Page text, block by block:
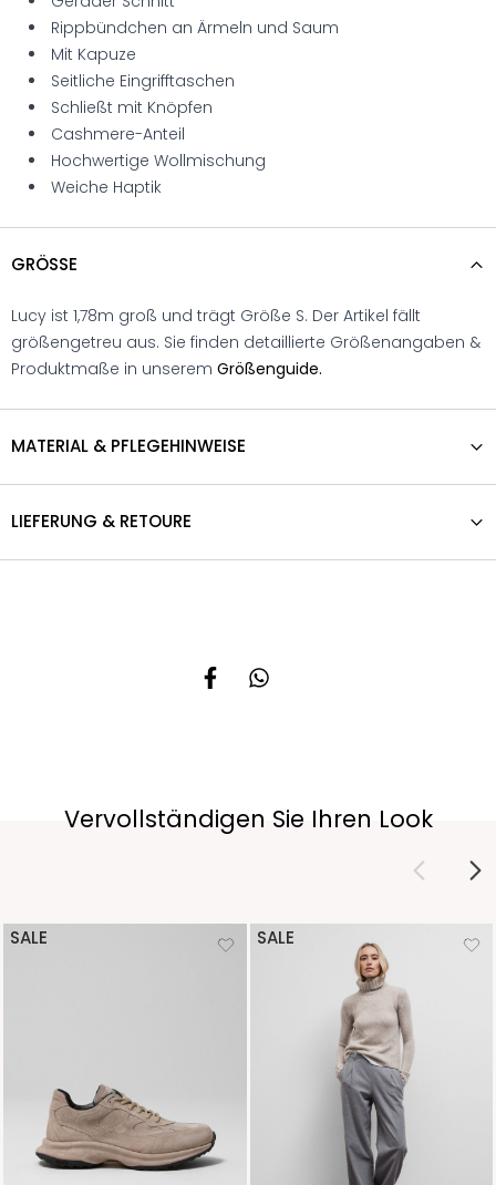
Rippbündchen an Ärmeln und Saum
Mit Kapuze
Seitliche Eingrifftaschen
Schließt mit Knöpfen
Cashmere-Anteil
Hochwertige Wollmischung
Weiche Haptik
GRÖSSE
Lucy ist 1,78m groß und trägt Größe S. Der Artikel fällt
größengetreu aus. Sie finden detaillierte Größenangaben &
Produktmaße in unserem Größenguide.
MATERIAL & PFLEGEHINWEISE
LIEFERUNG & RETOURE
Vervollständigen Sie Ihren Look
SALE SALE